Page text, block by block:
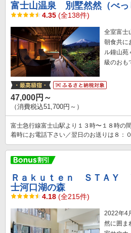
富士山温泉 別墅然然（べっ
4.35 (全138件)
全室富士
朝食共に
ル鐘山苑
級のおも
47,000円～
（消費税込51,700円～）
富士急行線富士山駅より１３時〜１８時の
着時にお電話下さい／翌日のお送りは８：
Ｒａｋｕｔｅｎ ＳＴＡＹ
士河口湖の森
4.18 (全215件)
2022年4
然に囲ま